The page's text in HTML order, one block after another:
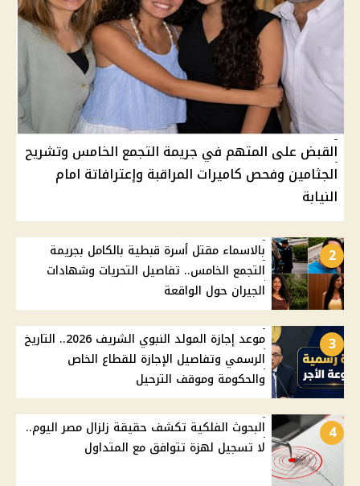
القبض على المتهم في جريمة التجمع الخامس وتشريح
الجثامين وفحص كاميرات المراقبة وإعترافاتة امام
النيابة
2
بالاسماء مقتل أسرة قبطية بالكامل بجريمة
التجمع الخامس.. تفاصيل التحريات وشهادات
الجيران حول الواقعة
3
موعد إجازة المولد النبوي الشريف 2026.. التاريخ
الرسمي وتفاصيل الإجازة للقطاع الخاص
والحكومة وموقف الترحيل
4
البحوث الفلكية تكشف حقيقة زلزال مصر اليوم..
لا تسجيل لهزة تتوافق مع المتداول